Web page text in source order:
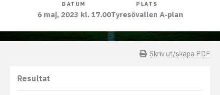
DATUM
6 maj, 2023 kl. 17.00
PLATS
Tyresövallen A-plan
Skriv ut/skapa PDF
Resultat